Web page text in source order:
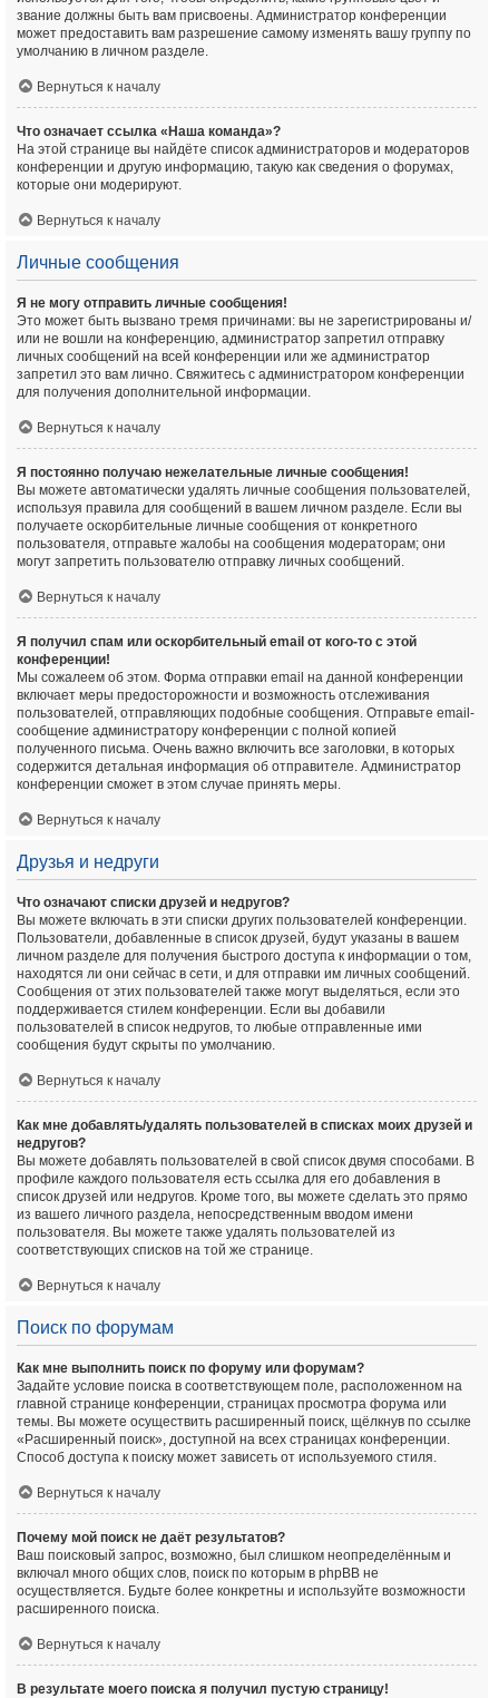
звание должны быть вам присвоены. Администратор конференции
может предоставить вам разрешение самому изменять вашу группу по
умолчанию в личном разделе.
Вернуться к началу
Что означает ссылка «Наша команда»?
На этой странице вы найдёте список администраторов и модераторов
конференции и другую информацию, такую как сведения о форумах,
которые они модерируют.
Вернуться к началу
Личные сообщения
Я не могу отправить личные сообщения!
Это может быть вызвано тремя причинами: вы не зарегистрированы и/
или не вошли на конференцию, администратор запретил отправку
личных сообщений на всей конференции или же администратор
запретил это вам лично. Свяжитесь с администратором конференции
для получения дополнительной информации.
Вернуться к началу
Я постоянно получаю нежелательные личные сообщения!
Вы можете автоматически удалять личные сообщения пользователей,
используя правила для сообщений в вашем личном разделе. Если вы
получаете оскорбительные личные сообщения от конкретного
пользователя, отправьте жалобы на сообщения модераторам; они
могут запретить пользователю отправку личных сообщений.
Вернуться к началу
Я получил спам или оскорбительный email от кого-то с этой
конференции!
Мы сожалеем об этом. Форма отправки email на данной конференции
включает меры предосторожности и возможность отслеживания
пользователей, отправляющих подобные сообщения. Отправьте email-
сообщение администратору конференции с полной копией
полученного письма. Очень важно включить все заголовки, в которых
содержится детальная информация об отправителе. Администратор
конференции сможет в этом случае принять меры.
Вернуться к началу
Друзья и недруги
Что означают списки друзей и недругов?
Вы можете включать в эти списки других пользователей конференции.
Пользователи, добавленные в список друзей, будут указаны в вашем
личном разделе для получения быстрого доступа к информации о том,
находятся ли они сейчас в сети, и для отправки им личных сообщений.
Сообщения от этих пользователей также могут выделяться, если это
поддерживается стилем конференции. Если вы добавили
пользователей в список недругов, то любые отправленные ими
сообщения будут скрыты по умолчанию.
Вернуться к началу
Как мне добавлять/удалять пользователей в списках моих друзей и
недругов?
Вы можете добавлять пользователей в свой список двумя способами. В
профиле каждого пользователя есть ссылка для его добавления в
список друзей или недругов. Кроме того, вы можете сделать это прямо
из вашего личного раздела, непосредственным вводом имени
пользователя. Вы можете также удалять пользователей из
соответствующих списков на той же странице.
Вернуться к началу
Поиск по форумам
Как мне выполнить поиск по форуму или форумам?
Задайте условие поиска в соответствующем поле, расположенном на
главной странице конференции, страницах просмотра форума или
темы. Вы можете осуществить расширенный поиск, щёлкнув по ссылке
«Расширенный поиск», доступной на всех страницах конференции.
Способ доступа к поиску может зависеть от используемого стиля.
Вернуться к началу
Почему мой поиск не даёт результатов?
Ваш поисковый запрос, возможно, был слишком неопределённым и
включал много общих слов, поиск по которым в phpBB не
осуществляется. Будьте более конкретны и используйте возможности
расширенного поиска.
Вернуться к началу
В результате моего поиска я получил пустую страницу!